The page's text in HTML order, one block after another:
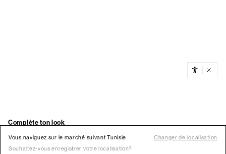
Vous naviguez sur le marché suivant Tunisie
Changer de localisation
Souhaitez-vous enregistrer votre localisation?